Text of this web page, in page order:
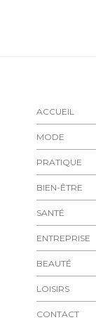
ACCUEIL
MODE
PRATIQUE
BIEN-ÊTRE
SANTÉ
ENTREPRISE
BEAUTÉ
LOISIRS
CONTACT